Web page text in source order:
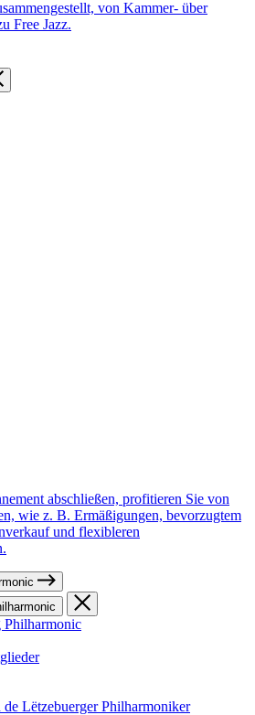
von Kammer- über
Free Jazz.
abschließen, profitieren Sie von
wie z. B. Ermäßigungen, bevorzugtem
und flexibleren
de Lëtzebuerger Philharmoniker